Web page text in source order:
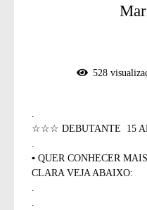
528
☆☆☆ DEBUTANTE 15
▪ QUER CONHECER
CLARA VEJA ABAIXO: